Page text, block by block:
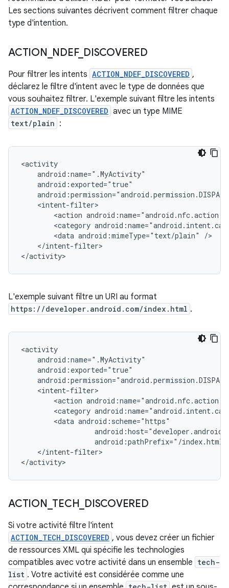
Les sections suivantes décrivent comment filtrer chaque
type d'intention.
ACTION NDEF_ DISCOVERED
Pour filtrer les intents ACTION_NDEF_DISCOVERED ,
déclarez le filtre d'intent avec le type de données que
vous souhaitez filtrer. L'exemple suivant filtre les intents
ACTION_NDEF_DISCOVERED avec un type MIME
text/plain :
<action
<category
<data android:mimeType="text/plain"
</intent-filter>
</activity>
L'exemple suivant filtre un URI au format
https://developer.android.com/index.html .
<action
<category
<data
android:pathPrefix="/index.html"
</intent-filter>
</activity>
ACTION TECH DISCOVERED
Si votre activité filtre l'intent
ACTION_TECH_DISCOVERED , vous devez créer un fichier
de ressources XML qui spécifie les technologies
compatibles avec votre activité dans un ensemble tech-
list . Votre activité est considérée comme une